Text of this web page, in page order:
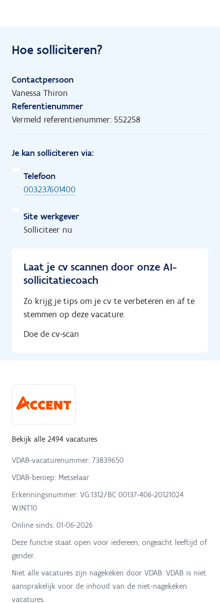
Hoe solliciteren?
Contactpersoon
Vanessa Thiron
Referentienummer
Vermeld referentienummer: 552258
Je kan solliciteren via:
Telefoon
003237601400
Site werkgever
Solliciteer nu
Laat je cv scannen door onze AI-
sollicitatiecoach
Zo krijg je tips om je cv te verbeteren en af te
stemmen op deze vacature.
Doe de cv-scan
Bekijk alle 2494 vacatures
VDAB-vacaturenummer: 73839650
VDAB-beroep: Metselaar
Erkenningsnummer: VG.1312/BC 00137-406-20121024
W.INT.10
Online sinds: 01-06-2026
Deze functie staat open voor iedereen, ongeacht leeftijd of
gender.
Niet alle vacatures zijn nagekeken door VDAB. VDAB is niet
aansprakelijk voor de inhoud van de niet-nagekeken
vacatures.